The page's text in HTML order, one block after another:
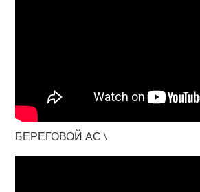
БЕРЕГОВОЙ АС \